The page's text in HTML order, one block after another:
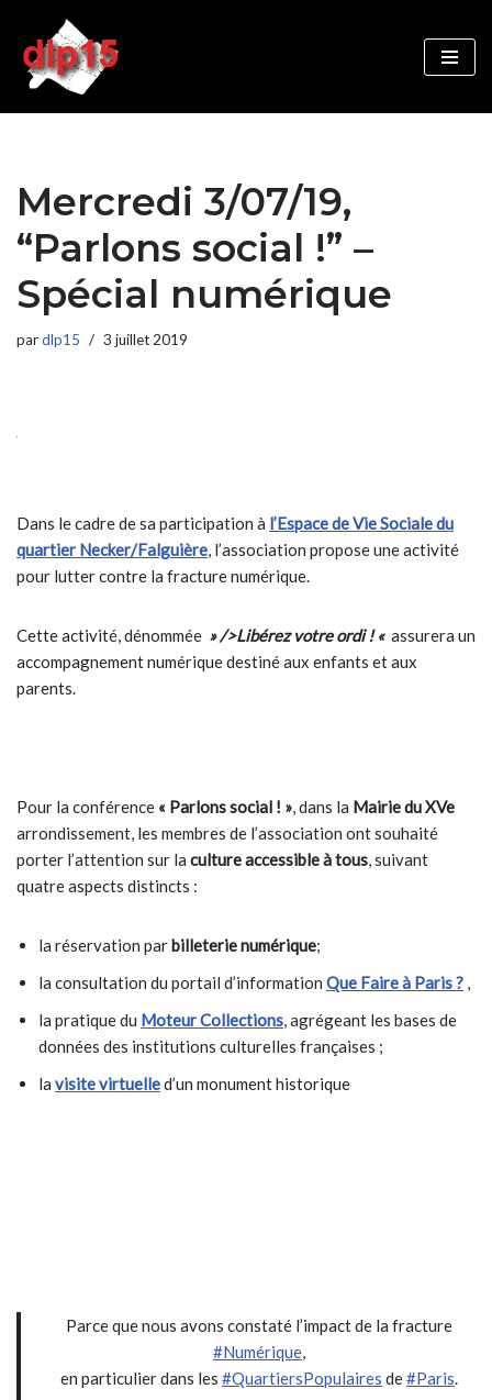
Aller
au
contenu
Mercredi 3/07/19,
“Parlons social !” –
Spécial numérique
pardlp15 3 juillet 2019
Dans le cadre de sa participation à l’Espace de Vie Sociale du
quartier Necker/Falguière, l’association propose une activité
pour lutter contre la fracture numérique.
Cette activité, dénommée » />Libérez votre ordi ! « assurera un
accompagnement numérique destiné aux enfants et aux
parents.
Pour la conférence « Parlons social ! », dans la Mairie du XVe
arrondissement, les membres de l’association ont souhaité
porter l’attention sur la culture accessible à tous, suivant
quatre aspects distincts :
la réservation parbilleterie numérique;
la consultation du portail d’information Que Faire à Paris ? ,
la pratique du Moteur Collections, agrégeant les bases de
données des institutions culturelles françaises ;
la visite virtuelled’un monument historique
Parce que nous avons constaté l’impact de la fracture
#Numérique,
en particulier dans les #QuartiersPopulaires de#Paris.